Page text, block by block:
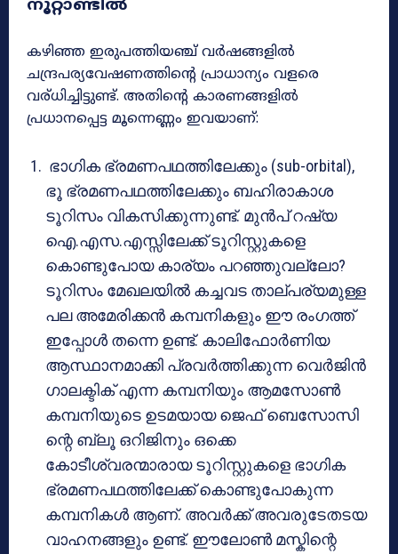
നൂറ്റാണ്ടിൽ
കഴിഞ്ഞ ഇരുപത്തിയഞ്ച് വർഷങ്ങളിൽ
ചന്ദ്രപര്യവേഷണത്തിന്റെ പ്രാധാന്യം വളരെ
വര്ധിച്ചിട്ടുണ്ട്. അതിന്റെ കാരണങ്ങളിൽ
പ്രധാനപ്പെട്ട മൂന്നെണ്ണം ഇവയാണ്:
ഭാഗിക ഭ്രമണപഥത്തിലേക്കും (sub-orbital),
ഭൂ ഭ്രമണപഥത്തിലേക്കും ബഹിരാകാശ
ടൂറിസം വികസിക്കുന്നുണ്ട്. മുൻപ് റഷ്യ
ഐ.എസ.എസ്സിലേക്ക് ടൂറിസ്റ്റുകളെ
കൊണ്ടുപോയ കാര്യം പറഞ്ഞുവല്ലോ?
ടൂറിസം മേഖലയിൽ കച്ചവട താല്പര്യമുള്ള
പല അമേരിക്കൻ കമ്പനികളും ഈ രംഗത്ത്
ഇപ്പോൾ തന്നെ ഉണ്ട്. കാലിഫോർണിയ
ആസ്ഥാനമാക്കി പ്രവർത്തിക്കുന്ന വെർജിൻ
ഗാലക്ടിക് എന്ന കമ്പനിയും ആമസോൺ
കമ്പനിയുടെ ഉടമയായ ജെഫ് ബെസോസി
ന്റെ ബ്ലൂ ഒറിജിനും ഒക്കെ
കോടീശ്വരന്മാരായ ടൂറിസ്റ്റുകളെ ഭാഗിക
ഭ്രമണപഥത്തിലേക്ക് കൊണ്ടുപോകുന്ന
കമ്പനികൾ ആണ്. അവർക്ക് അവരുടേതടയ
വാഹനങ്ങളും ഉണ്ട്. ഈലോൺ മസ്കിന്റെ